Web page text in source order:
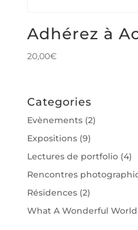
Adhérez à
20,00€
Categories
Evènements(2)
Expositions(9)
Lectures de portfolio(4)
Rencontres
Résidences(2)
What A Wonderful World